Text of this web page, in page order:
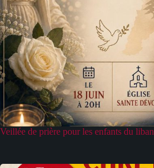
Veillée de prière pour les enfants du liban